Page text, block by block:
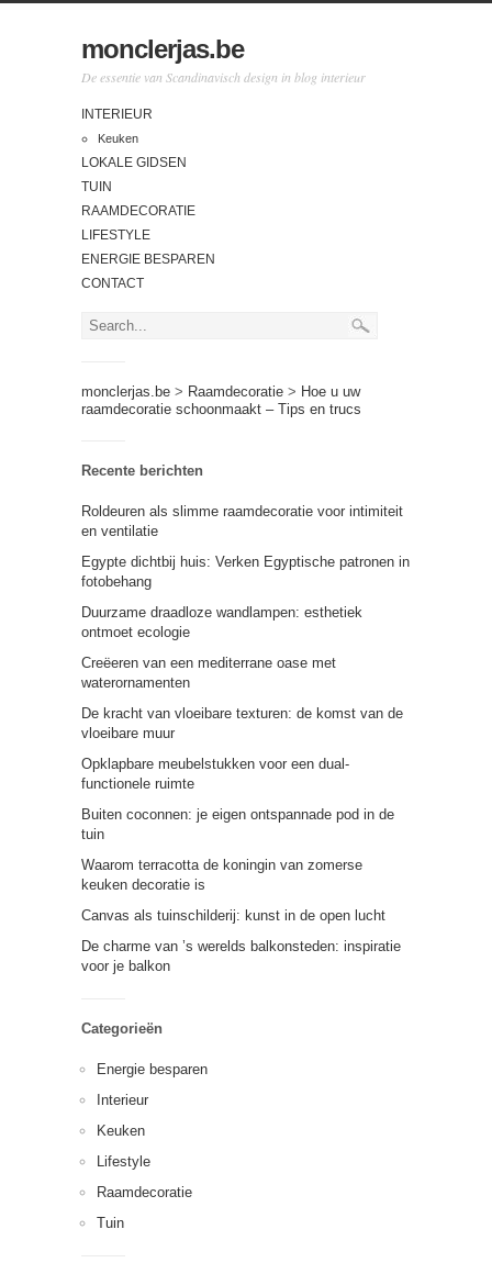
monclerjas.be
De essentie van Scandinavisch design in blog interieur
INTERIEUR
Keuken
LOKALE GIDSEN
TUIN
RAAMDECORATIE
LIFESTYLE
ENERGIE BESPAREN
CONTACT
monclerjas.be > Raamdecoratie > Hoe u uw
raamdecoratie schoonmaakt – Tips en trucs
Recente berichten
Roldeuren als slimme raamdecoratie voor intimiteit
en ventilatie
Egypte dichtbij huis: Verken Egyptische patronen in
fotobehang
Duurzame draadloze wandlampen: esthetiek
ontmoet ecologie
Creëeren van een mediterrane oase met
waterornamenten
De kracht van vloeibare texturen: de komst van de
vloeibare muur
Opklapbare meubelstukken voor een dual-
functionele ruimte
Buiten coconnen: je eigen ontspannade pod in de
tuin
Waarom terracotta de koningin van zomerse
keuken decoratie is
Canvas als tuinschilderij: kunst in de open lucht
De charme van ’s werelds balkonsteden: inspiratie
voor je balkon
Categorieën
Energie besparen
Interieur
Keuken
Lifestyle
Raamdecoratie
Tuin